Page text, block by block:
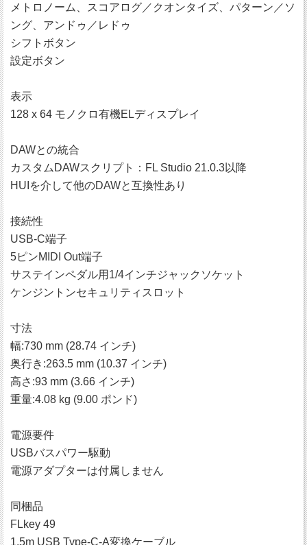
メトロノーム、スコアログ／クオンタイズ、パターン／ソ
ング、アンドゥ／レドゥ
シフトボタン
設定ボタン
表示
128 x 64 モノクロ有機ELディスプレイ
DAWとの統合
カスタムDAWスクリプト：FL Studio 21.0.3以降
HUIを介して他のDAWと互換性あり
接続性
USB-C端子
5ピンMIDI Out端子
サステインペダル用1/4インチジャックソケット
ケンジントンセキュリティスロット
寸法
幅:730 mm (28.74 インチ)
奥行き:263.5 mm (10.37 インチ)
高さ:93 mm (3.66 インチ)
重量:4.08 kg (9.00 ポンド)
電源要件
USBバスパワー駆動
電源アダプターは付属しません
同梱品
FLkey 49
1.5m USB Type-C-A変換ケーブル